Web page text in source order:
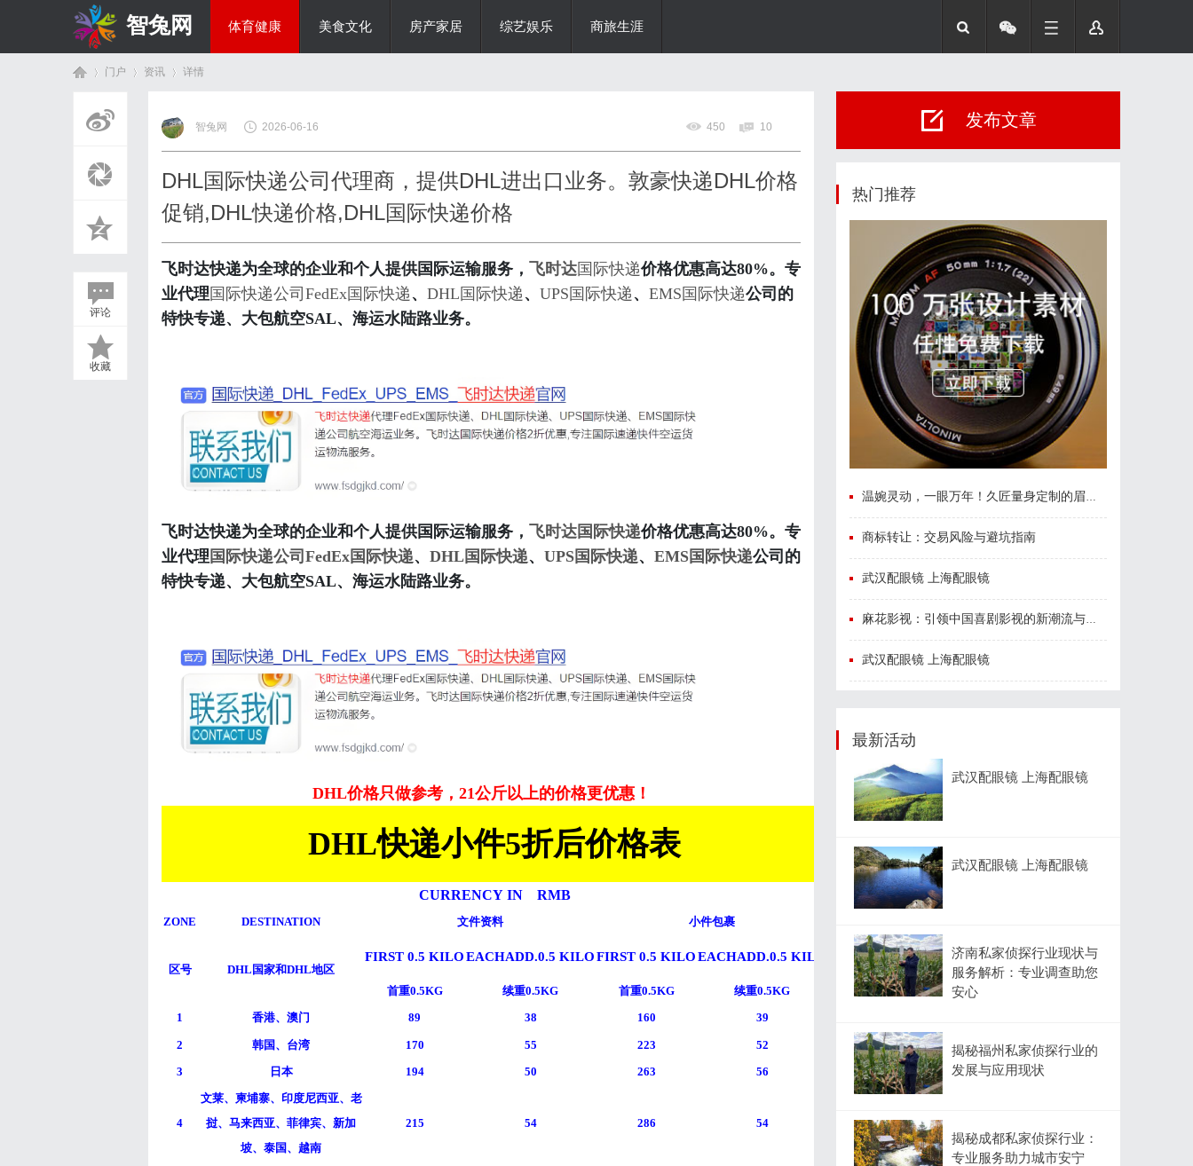
智兔网 体育健康 美食文化 房产家居 综艺娱乐 商旅生涯
门户 资讯
›
详情
评论
收藏
智兔网 2026-06-16 450 10
DHL国际快递公司代理商，提供DHL进出口业务。敦豪快递DHL价格
促销,DHL快递价格,DHL国际快递价格
飞时达快递为全球的企业和个人提供国际运输服务， 飞时达国际快递价格优惠高达80%。专
业代理 国际快递公司 FedEx国际快递 、 DHL国际快递 、 UPS国际快递 、 EMS国际快递公司的
特快专递、大包航空SAL、海运水陆路业务。
飞时达快递为全球的企业和个人提供国际运输服务， 飞时达国际快递价格优惠高达80%。专
业代理 国际快递公司 FedEx国际快递、 DHL国际快递、 UPS国际快递、 EMS国际快递公司的
特快专递、大包航空SAL、海运水陆路业务。
DHL价格只做参考，21公斤以上的价格更优惠！
DHL快递小件5折后价格表
CURRENCY IN RMB
ZONE DESTINATION 文件资料 小件包裹
区号 DHL国家和DHL地区
FIRST 0.5 KILOEACHADD.0.5 KILOFIRST 0.5 KILOEACHADD.0.5 KILO
首重0.5KG 续重0.5KG 首重0.5KG
续重0.5KG
1
香港、澳门 89 38 160 39
2 韩国、台湾 170 55 223
52
3
日本 194 50 263 56
4
文莱、柬埔寨、印度尼西亚、老
挝、马来西亚、菲律宾、新加
坡、泰国、越南
215 54 286 54
发布文章
热门推荐
温婉灵动，一眼万年！久匠量身定制的眉眼唇，才是你整张脸的点睛之笔！淡颜系女生的气质加分项
商标转让：交易风险与避坑指南
武汉配眼镜 上海配眼镜
麻花影视：引领中国喜剧影视的新潮流与文化创新
武汉配眼镜 上海配眼镜
最新活动
武汉配眼镜 上海配眼镜
武汉配眼镜 上海配眼镜
济南私家侦探行业现状与
服务解析：专业调查助您
安心
揭秘福州私家侦探行业的
发展与应用现状
揭秘成都私家侦探行业：
专业服务助力城市安宁